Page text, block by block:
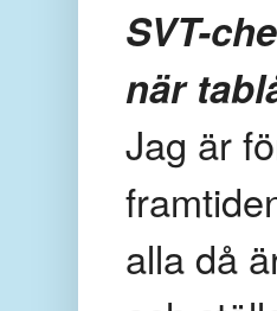
SVT-
när
Jag är
alla då